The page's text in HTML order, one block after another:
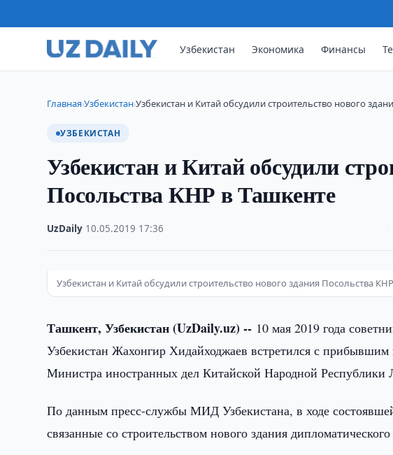
Узбекистан Экономика Финансы
Главная›Узбекистан›Узбекистан и Китай обсудили строительство нового
УЗБЕКИСТАН
Узбекистан и Китай обсудили
Посольства КНР в Ташкенте
UzDaily 10.05.2019 17:36
Узбекистан и Китай обсудили строительство нового здания Посольства
Ташкент, Узбекистан (UzDaily.uz) -- 10 мая 2019 года
Узбекистан Жахонгир Хидайходжаев встретился с
Министра иностранных дел Китайской Народной
По данным пресс-службы МИД Узбекистана, в ходе
связанные со строительством нового здания